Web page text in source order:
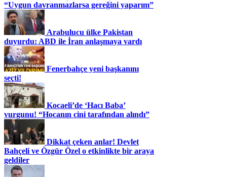
“Uygun davranmazlarsa gereğini yaparım”
Arabulucu ülke Pakistan
duyurdu: ABD ile İran anlaşmaya vardı
Fenerbahçe yeni başkanını
seçti!
Kocaeli’de ‘Hacı Baba’
vurgunu! “Hocanın cini tarafından alındı”
Dikkat çeken anlar! Devlet
Bahçeli ve Özgür Özel o etkinlikte bir araya
geldiler